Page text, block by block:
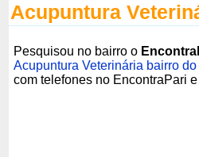
Acupuntura
Pesquisou no bairro o
Acupuntura Veterinária bairro do
com telefones no EncontraPari